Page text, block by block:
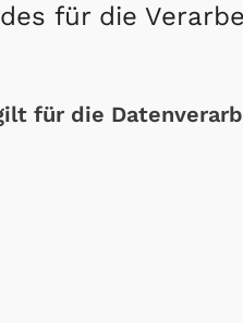
für die
für die